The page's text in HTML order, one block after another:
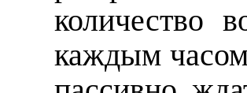
количество
каждым